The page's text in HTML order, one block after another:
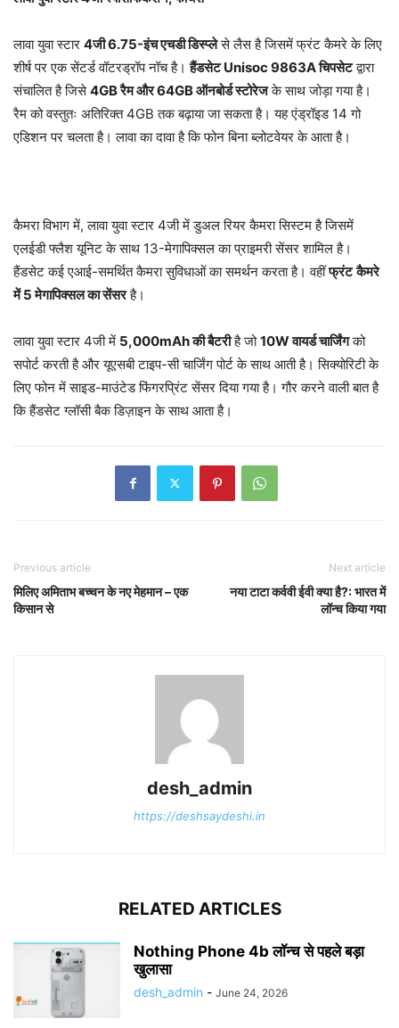
लावा युवा स्टार 4जी 6.75-इंचएचडीडिस्प्लेसे लैस है जिसमें फ्रंट कैमरे के लिए
शीर्ष पर एक सेंटर्ड वॉटरड्रॉप नॉच है।हैंडसेट Unisoc 9863Aचिपसेटद्वारा
संचालित है जिसे4GBरैमऔर 64GBऑनबोर्डस्टोरेजके साथ जोड़ा गया है।
रैम को वस्तुतः अतिरिक्त 4GB तक बढ़ाया जा सकता है। यह एंड्रॉइड 14 गो
एडिशन पर चलता है। लावा का दावा है कि फोन बिना ब्लोटवेयर के आता है।
कैमरा विभाग में, लावा युवा स्टार 4जी में डुअल रियर कैमरा सिस्टम है जिसमें
एलईडी फ्लैश यूनिट के साथ 13-मेगापिक्सल का प्राइमरी सेंसर शामिल है।
हैंडसेट कई एआई-समर्थित कैमरा सुविधाओं का समर्थन करता है। वहींफ्रंट कैमरे
में 5मेगापिक्सलकासेंसरहै।
लावा युवा स्टार 4जी में 5,000mAhकीबैटरीहै जो10Wवायर्डचार्जिंगको
सपोर्ट करती है और यूएसबी टाइप-सी चार्जिंग पोर्ट के साथ आती है। सिक्योरिटी के
लिए फोन में साइड-माउंटेड फिंगरप्रिंट सेंसर दिया गया है। गौर करने वाली बात है
कि हैंडसेट ग्लॉसी बैक डिज़ाइन के साथ आता है।
Previous article
मिलिए अमिताभ बच्चन के नए मेहमान – एक
किसान से
Next article
नया टाटा कर्ववी ईवी क्या है?: भारत में
लॉन्च किया गया
desh_admin
https://deshsaydeshi.in
RELATED ARTICLES
Nothing Phone 4b लॉन्च से पहले बड़ा
खुलासा
desh_admin - June 24, 2026